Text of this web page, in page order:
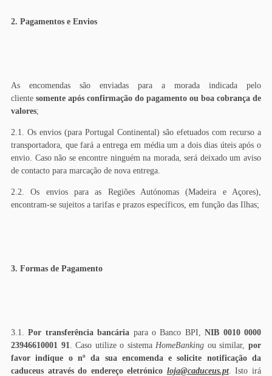
2. Pagamentos e Envios
As encomendas são enviadas para a morada indicada pelo
cliente somente após confirmação do pagamento ou boa cobrança de
valores;
2.1. Os envios (para Portugal Continental) são efetuados com recurso a
transportadora, que fará a entrega em média um a dois dias úteis após o
envio. Caso não se encontre ninguém na morada, será deixado um aviso
de contacto para marcação de nova entrega.
2.2. Os envios para as Regiões Autónomas (Madeira e Açores),
encontram-se sujeitos a tarifas e prazos específicos, em função das Ilhas;
3. Formas de Pagamento
3.1.Por transferência bancária para o Banco BPI,NIB 0010 0000
23946610001 91. Caso utilize o sistemaHomeBanking ou similar,por
favor indique o nº da sua encomenda e solicite notificação da
caduceus através do endereço eletrónico loja@caduceus.pt. Isto irá